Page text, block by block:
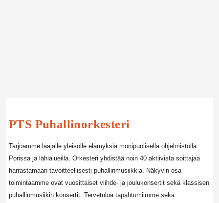
PTS Puhallinorkesteri
Tarjoamme laajalle yleisölle elämyksiä monipuolisella ohjelmistolla
Porissa ja lähialueilla. Orkesteri yhdistää noin 40 aktiivista soittajaa
harrastamaan tavoitteellisesti puhallinmusiikkia. Näkyvin osa
toimintaamme ovat vuosittaiset viihde- ja joulukonsertit sekä klassisen
puhallinmusiikin konsertit. Tervetuloa tapahtumiimme sekä